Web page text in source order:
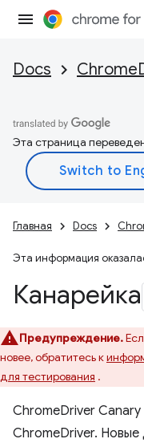
Docs
Эта страница
Главная Docs
Эта информация
Канарейка
Предупреждение.
новее, обратитесь к
для тестирования .
ChromeDriver
ChromeDriver.